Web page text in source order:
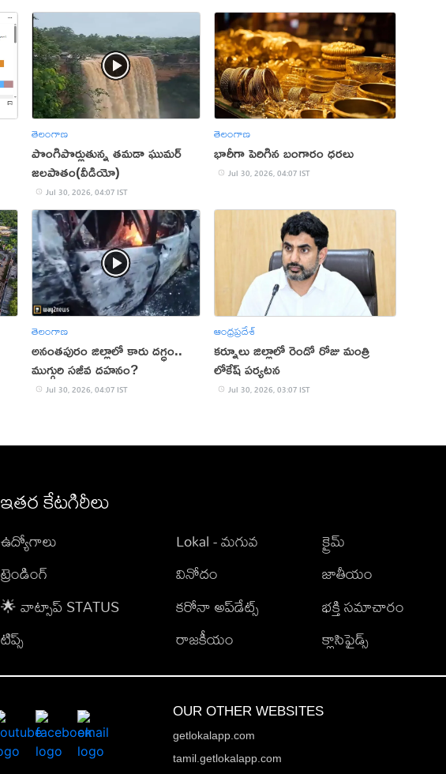
తెలంగాణ
పొంగిపొర్లుతున్న తమడా ఘుమర్
జలపాతం(వీడియో)
Jul 30, 2026, 04:07 IST
తెలంగాణ
భారీగా పెరిగిన బంగారం ధరలు
Jul 30, 2026, 04:07 IST
తెలంగాణ
అనంతపురం జిల్లాలో కారు దగ్ధం..
ముగ్గురి సజీవ దహనం?
Jul 30, 2026, 04:07 IST
ఆంధ్రప్రదేశ్
కర్నూలు జిల్లాలో రెండో రోజు మంత్రి
లోకేష్‌ పర్యటన
Jul 30, 2026, 03:07 IST
ఇతర కేటగిరీలు
ఉద్యోగాలు
ట్రెండింగ్
🌟 వాట్సాప్ STATUS
టిప్స్
Lokal - మగువ
వినోదం
కరోనా అప్‌డేట్స్
రాజకీయం
క్రైమ్
జాతీయం
భక్తి సమాచారం
క్లాసిఫైడ్స్
OUR OTHER WEBSITES
getlokalapp.com
tamil.getlokalapp.com